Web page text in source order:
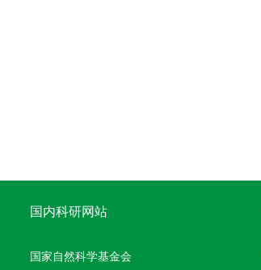
国内科研网站
国家自然科学基金会